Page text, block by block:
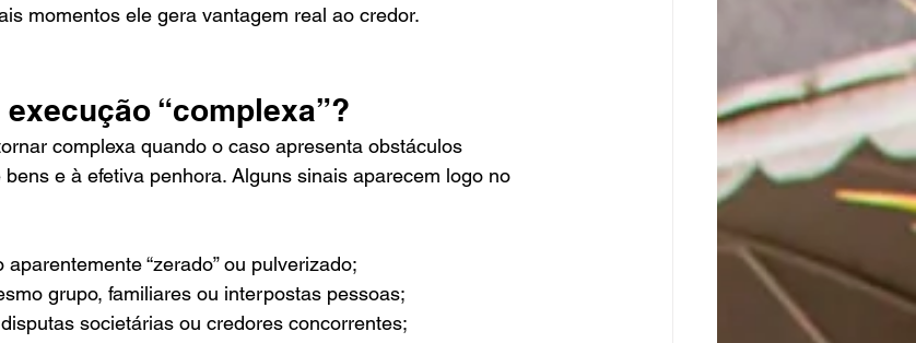
momentos ele gera vantagem real ao credor.
“complexa”?
complexa quando o caso apresenta obstáculos
e à efetiva penhora. Alguns sinais aparecem logo no
“zerado” ou pulverizado;
grupo, familiares ou interpostas pessoas;
societárias ou credores concorrentes;